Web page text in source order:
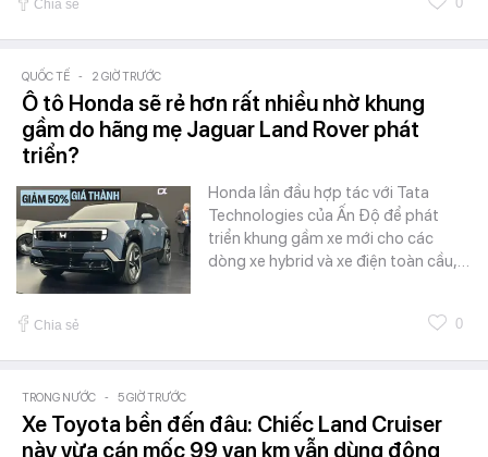
Chia sẻ
QUỐC TẾ - 2 GIỜ TRƯỚC
Ô tô Honda sẽ rẻ hơn rất nhiều nhờ khung
gầm do hãng mẹ Jaguar Land Rover phát
triển?
Honda lần đầu hợp tác với Tata
Technologies của Ấn Độ để phát
triển khung gầm xe mới cho các
dòng xe hybrid và xe điện toàn cầu,…
Chia sẻ 0
TRONG NƯỚC - 5 GIỜ TRƯỚC
Xe Toyota bền đến đâu: Chiếc Land Cruiser
này vừa cán mốc 99 vạn km vẫn dùng động